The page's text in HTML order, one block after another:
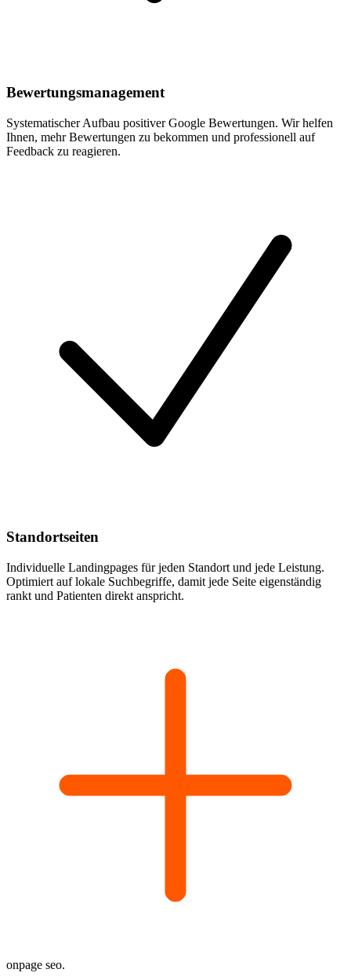
Bewertungsmanagement
Systematischer Aufbau positiver Google Bewertungen. Wir helfen
Ihnen, mehr Bewertungen zu bekommen und professionell auf
Feedback zu reagieren.
Standortseiten
Individuelle Landingpages für jeden Standort und jede Leistung.
Optimiert auf lokale Suchbegriffe, damit jede Seite eigenständig
rankt und Patienten direkt anspricht.
onpage seo.